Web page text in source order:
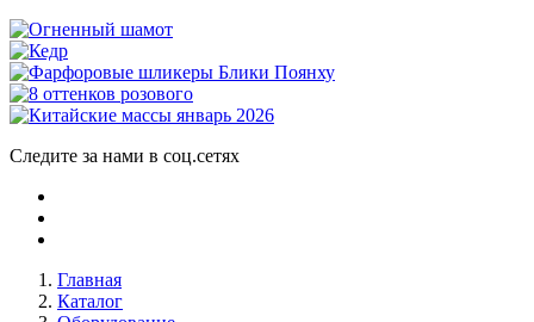
Следите за нами в соц.сетях
Главная
Каталог